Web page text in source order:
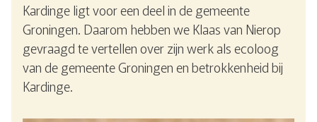
Kardinge ligt voor een deel in de gemeente
Groningen. Daarom hebben we Klaas van Nierop
gevraagd te vertellen over zijn werk als ecoloog
van de gemeente Groningen en betrokkenheid bij
Kardinge.